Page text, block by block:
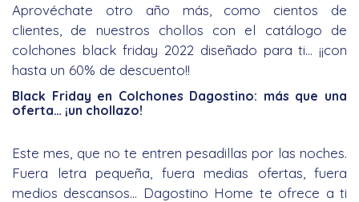
Aprovéchate otro año más, como cientos de
clientes, de nuestros chollos con el catálogo de
colchones black friday 2022 diseñado para ti… ¡¡con
hasta un 60% de descuento!!
Black Friday en Colchones Dagostino: más que una
oferta… ¡un chollazo!
Este mes, que no te entren pesadillas por las noches.
Fuera letra pequeña, fuera medias ofertas, fuera
medios descansos… Dagostino Home te ofrece a ti